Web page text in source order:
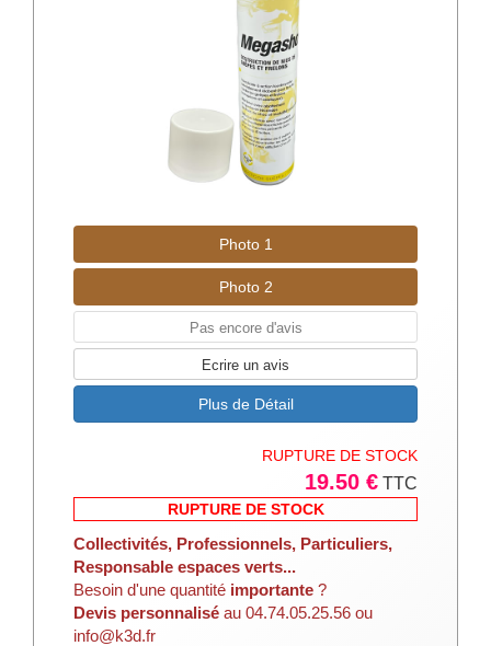
Photo 1
Photo 2
Pas encore d'avis
Ecrire un avis
Plus de Détail
RUPTURE DE STOCK
19.50 € TTC
RUPTURE DE STOCK
Collectivités, Professionnels, Particuliers,
Responsable espaces verts...
Besoin d'une quantité importante ?
Devis personnalisé au 04.74.05.25.56 ou
info@k3d.fr